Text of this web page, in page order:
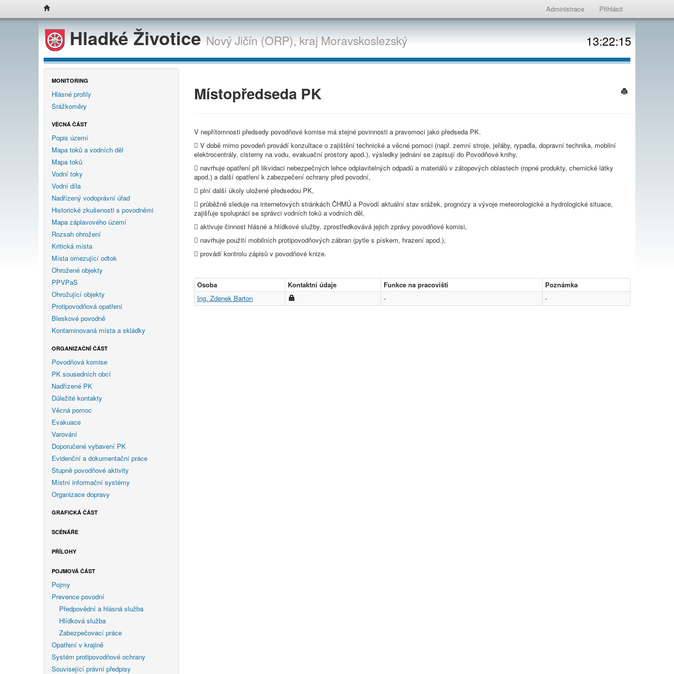
Administrace Přihlásit
Hladké ŽivoticeNový Jičín (ORP),krajMoravskoslezský 13:22:15
MONITORING
Hlásné profily
Srážkoměry
VĚCNÁ ČÁST
Popis území
Mapa toků a vodních děl
Mapa toků
Vodní toky
Vodní díla
Nadřízený vodoprávní úřad
Historické zkušenosti s povodněmi
Mapa záplavového území
Rozsah ohrožení
Kritická místa
Místa omezující odtok
Ohrožené objekty
PPVPaS
Ohrožující objekty
Protipovodňová opatření
Bleskové povodně
Kontaminovaná místa a skládky
ORGANIZAČNÍ ČÁST
Povodňová komise
PK sousedních obcí
Nadřízené PK
Důležité kontakty
Věcná pomoc
Evakuace
Varování
Doporučené vybavení PK
Evidenční a dokumentační práce
Stupně povodňové aktivity
Místní informační systémy
Organizace dopravy
GRAFICKÁ ČÁST
SCÉNÁŘE
PŘÍLOHY
POJMOVÁ ČÁST
Pojmy
Prevence povodní
Předpovědní a hlásná služba
Hlídková služba
Zabezpečovací práce
Opatření v krajině
Systém protipovodňové ochrany
Související právní předpisy
Místopředseda PK
V nepřítomnosti předsedy povodňové komise má stejné povinnosti a pravomoci jako předseda PK.
 V době mimo povodeň provádí konzultace o zajištění technické a věcné pomoci (např. zemní stroje, jeřáby, rypadla, dopravní technika, mobilní
elektrocentrály, cisterny na vodu, evakuační prostory apod.), výsledky jednání se zapisují do Povodňové knihy,
 navrhuje opatření při likvidaci nebezpečných lehce odplavitelných odpadů a materiálů v zátopových oblastech (ropné produkty, chemické látky
apod.) a další opatření k zabezpečení ochrany před povodní,
 plní další úkoly uložené předsedou PK,
 průběžně sleduje na internetových stránkách ČHMÚ a Povodí aktuální stav srážek, prognózy a vývoje meteorologické a hydrologické situace,
zajišťuje spolupráci se správci vodních toků a vodních děl,
 aktivuje činnost hlásné a hlídkové služby, zprostředkovává jejich zprávy povodňové komisi,
 navrhuje použití mobilních protipovodňových zábran (pytle s pískem, hrazení apod.),
 provádí kontrolu zápisů v povodňové knize.
Osoba Kontaktní údaje Funkce na pracovišti
Poznámka
Ing. Zdenek Barton
- -